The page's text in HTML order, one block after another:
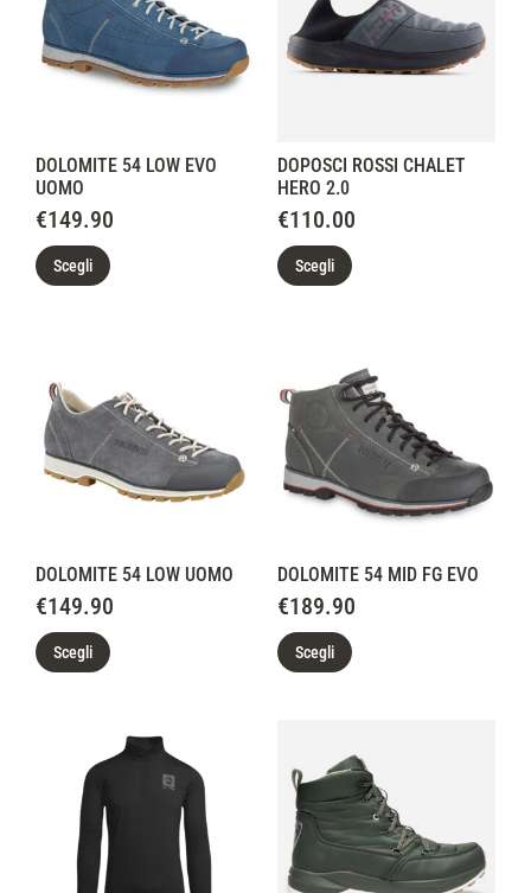
DOLOMITE 54 LOW EVO
UOMO
€149.90
Scegli
DOPOSCI ROSSI CHALET
HERO 2.0
€110.00
Scegli
DOLOMITE 54 LOW UOMO
€149.90
Scegli
DOLOMITE 54 MID FG EVO
€189.90
Scegli